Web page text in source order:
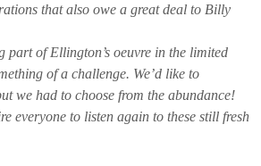
that also owe a great deal to Billy
part of Ellington’s oeuvre in the limited
of a challenge. We’d like to
we had to choose from the abundance!
everyone to listen again to these still fresh